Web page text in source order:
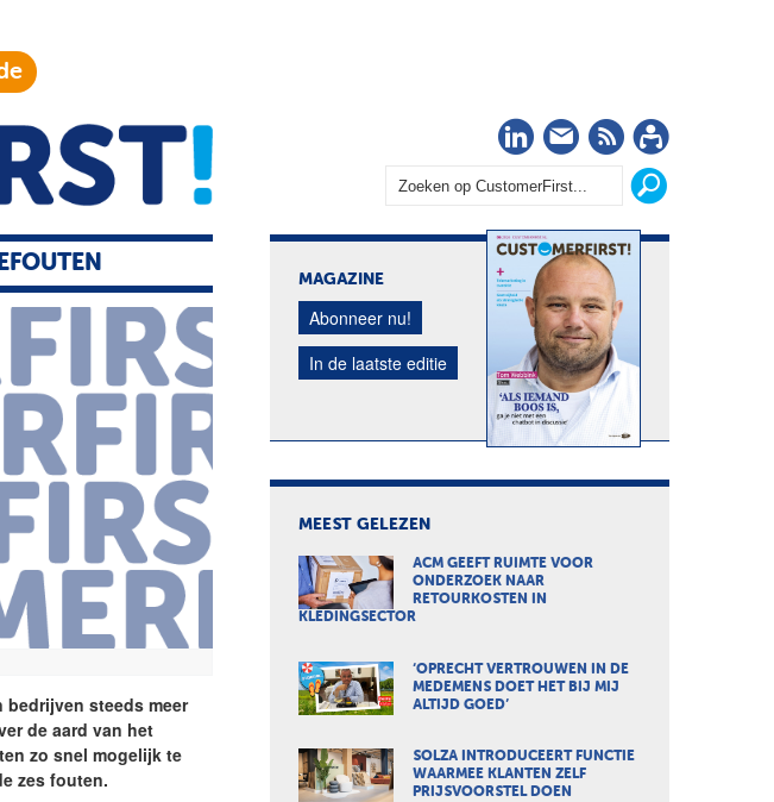
LinkedIn
Nieuwsbrief
RSS
bedrijven steeds meer
de aard van het
zo snel mogelijk te
zes fouten.
MAGAZINE
Abonneer nu!
In de laatste editie
MEEST GELEZEN
ACM GEEFT RUIMTE VOOR
ONDERZOEK NAAR
RETOURKOSTEN IN
KLEDINGSECTOR
‘OPRECHT VERTROUWEN IN DE
MEDEMENS DOET HET BIJ MIJ
ALTIJD GOED’
SOLZA INTRODUCEERT FUNCTIE
WAARMEE KLANTEN ZELF
PRIJSVOORSTEL DOEN